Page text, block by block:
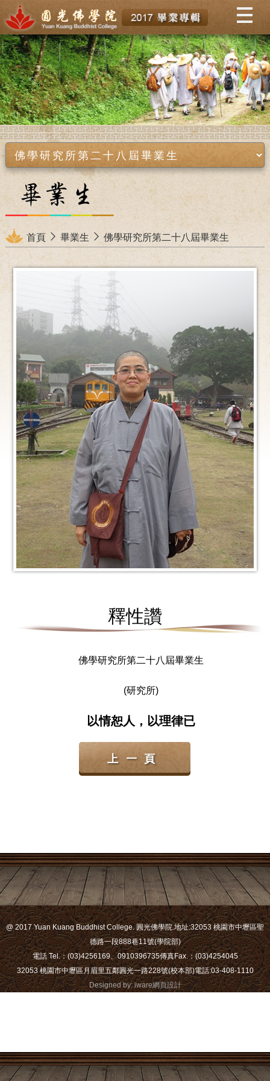
Menu
首頁 畢業生 佛學研究所第二十八屆畢業生
釋性讚
佛學研究所第二十八屆畢業生
(研究所)
以情恕人，以理律已
上一頁
@ 2017 Yuan Kuang Buddhist College. 圓光佛學院.地址:32053 桃園市中壢區聖
德路一段888巷11號(學院部)
電話 Tel.：(03)4256169、0910396735傳真Fax.：(03)4254045
32053 桃園市中壢區月眉里五鄰圓光一路228號(校本部)電話:03-408-1110
Designed by: iware網頁設計